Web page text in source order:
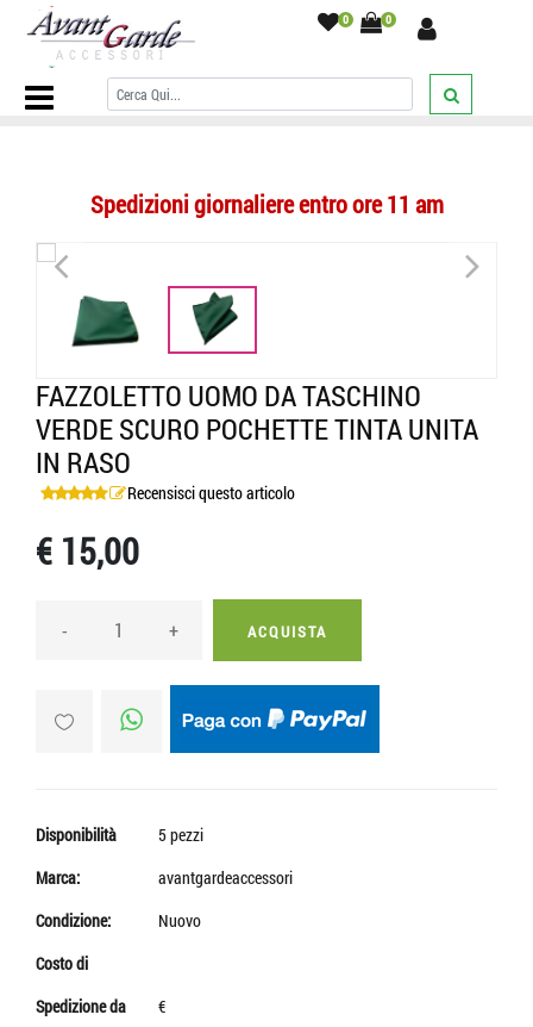
0 0
Home Page/POCHETTE UOMO/tinta unita/Fazzoletto uomo da
taschino verde scuro pochette tinta unita in raso
Spedizioni giornaliere entro ore 11 am
< >
FAZZOLETTO UOMO DA TASCHINO
VERDE SCURO POCHETTE TINTA UNITA
IN RASO
Recensisci questo articolo
€ 15,00
- + ACQUISTA
Disponibilità
5 pezzi
Marca:
avantgardeaccessori
Condizione:
Nuovo
Costo di
Spedizione da
€